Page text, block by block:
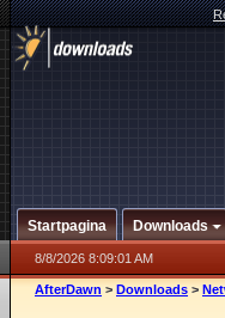
Startpagina Downloads
8/8/2026 8:09:01 AM
AfterDawn > Downloads >